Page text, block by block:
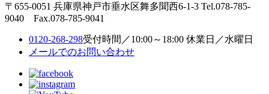
〒655-0051 兵庫県神戸市垂水区舞多聞西6-1-3 Tel.078-785-
9040 Fax.078-785-9041
0120-268-298受付時間／10:00～18:00 休業日／水曜日
メールでのお問い合わせ